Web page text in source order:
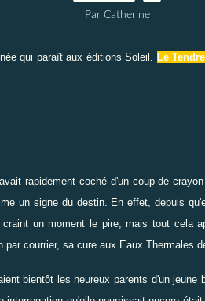
Par Catherine
qui paraît aux éditions Soleil. Le Tendre
rapidement coché d'un coup de
un signe du destin. En effet, depuis
un moment le pire, mais tout cela
par courrier, sa cure aux Eaux Thermales
bientôt les heureux parents d'un